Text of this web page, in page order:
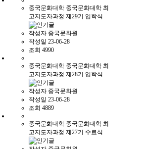
중국문화대학 중국문화대학 최
고지도자과정 제29기 입학식
작성자 중국문화원
작성일 23-06-28
조회 4990
중국문화대학 중국문화대학 최
고지도자과정 제28기 입학식
작성자 중국문화원
작성일 23-06-28
조회 4889
중국문화대학 중국문화대학 최
고지도자과정 제27기 수료식